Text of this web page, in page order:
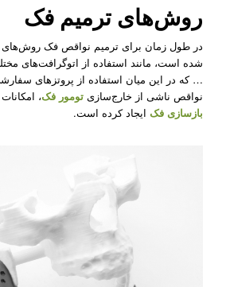
روش‌های ترمیم فک
در طول زمان برای ترمیم نواقص فک روش‌های
شده است، مانند استفاده از اتوگرافت‌های
… که در این میان استفاده از پروتزهای
نواقص ناشی از خارج‌سازی تومور فک،
بازسازی فکایجاد کرده است.